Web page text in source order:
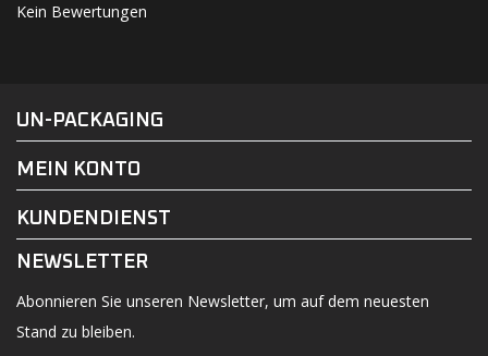
Kein Bewertungen
FACEBOOK
UN-PACKAGING
MEIN KONTO
KUNDENDIENST
NEWSLETTER
Abonnieren Sie unseren Newsletter, um auf dem neuesten
Stand zu bleiben.